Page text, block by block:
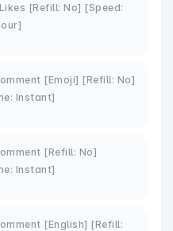
[Refill: No] [Speed:
[Emoji] [Refill: No]
Instant]
[Refill: No]
Instant]
[English] [Refill: